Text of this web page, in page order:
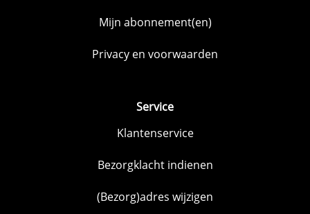
Mijn abonnement(en)
Privacy en voorwaarden
Service
Klantenservice
Bezorgklacht indienen
(Bezorg)adres wijzigen